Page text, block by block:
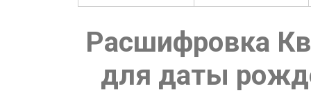
Расшифровка
для даты